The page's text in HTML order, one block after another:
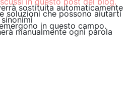
soluzioni che possono aiutarti
in questo campo.
sostituita automaticamente
manualmente ogni parola